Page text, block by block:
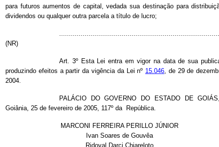
para futuros aumentos de capital, vedada sua destinação para
dividendos ou qualquer outra parcela a título de lucro;
(NR)
Art. 3º Esta Lei entra em vigor na data de sua
produzindo efeitos a partir da vigência da Lei nº 15.046, de 29 de
2004.
PALÁCIO DO GOVERNO DO ESTADO DE
Goiânia, 25 de fevereiro de 2005, 117º da República.
MARCONI FERREIRA PERILLO JÚNIOR
Ivan Soares de Gouvêa
Ridoval Darci Chiareloto